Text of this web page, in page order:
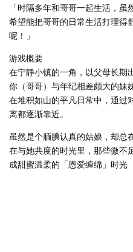
「时隔多年和哥哥一起生活，
希望能把哥哥的日常生活打理得
呢！」
游戏概要
在宁静小镇的一角，以父母长
你（哥哥）与年纪相差颇大的妹
在堆积如山的平凡日常中，通过
离都逐渐靠近。
虽然是个腼腆认真的姑娘，却总
在与她共度的时光里，那些微不
成甜蜜温柔的「恩爱缠绵」时光